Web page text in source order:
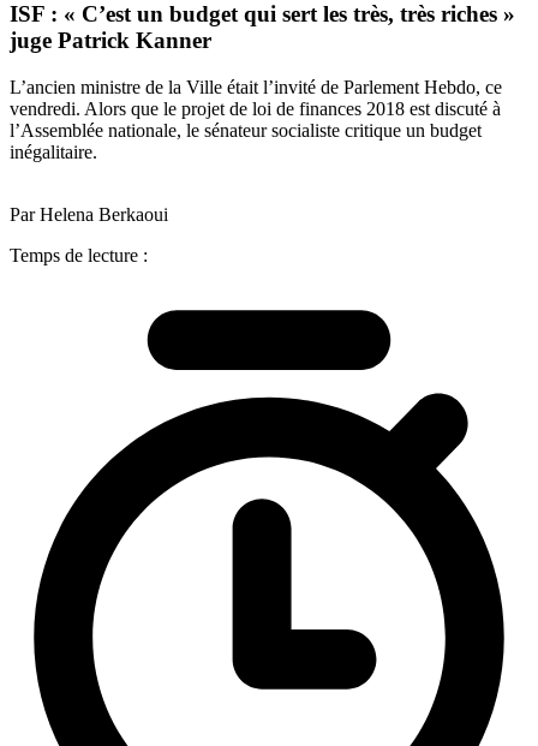
ISF : « C’est un budget qui sert les très, très riches »
juge Patrick Kanner
L’ancien ministre de la Ville était l’invité de Parlement Hebdo, ce
vendredi. Alors que le projet de loi de finances 2018 est discuté à
l’Assemblée nationale, le sénateur socialiste critique un budget
inégalitaire.
Par Helena Berkaoui
Temps de lecture :